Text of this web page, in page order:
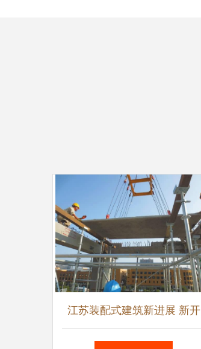
江苏装配式建筑新进展 新开
工项目15%采用，信息技术赋